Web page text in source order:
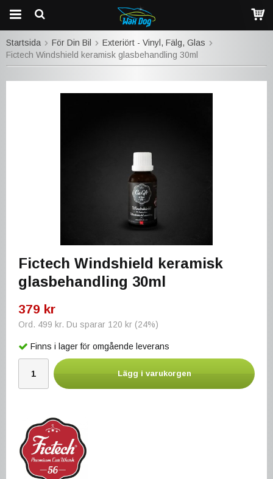
Startsida För Din Bil
Exteriört - Vinyl, Fälg, Glas
Fictech Windshield keramisk glasbehandling 30ml
Fictech Windshield keramisk
glasbehandling 30ml
379 kr
Ord. 499 kr. Du sparar 120 kr (24%)
Finns i lager för omgående leverans
Lägg i varukorgen